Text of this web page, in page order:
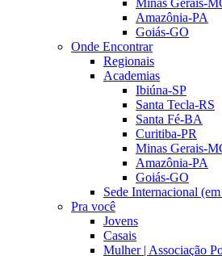
Minas Gerais-
Amazônia-PA
Goiás-GO
Onde Encontrar
Regionais
Academias
Ibiúna-SP
Santa Tecla-RS
Santa Fé-BA
Curitiba-PR
Minas Gerais-
Amazônia-PA
Goiás-GO
Sede Internacional
Pra você
Jovens
Casais
Mulher | Associação